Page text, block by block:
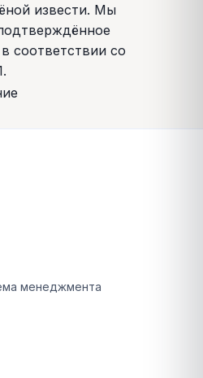
извести. Мы
соответствии со
менеджмента